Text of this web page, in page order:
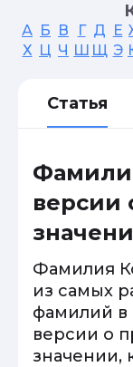
А Б В Г Д Е
Х Ц Ч Ш Щ Э
Статья
версии
Фамилия
из самых
фамилий в
версии о
значении,